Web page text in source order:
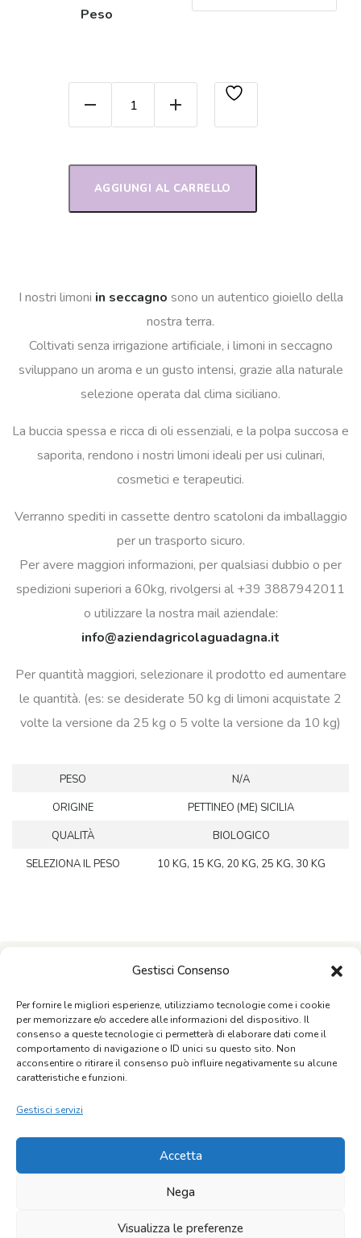
Gestisci Consenso
Per fornire le migliori esperienze, utilizziamo tecnologie come i cookie
per memorizzare e/o accedere alle informazioni del dispositivo. Il
consenso a queste tecnologie ci permetterà di elaborare dati come il
comportamento di navigazione o ID unici su questo sito. Non
acconsentire o ritirare il consenso può influire negativamente su alcune
caratteristiche e funzioni.
Gestisci servizi
Accetta
Nega
Visualizza le preferenze
Peso
Limoni in seccagno quantity
AGGIUNGI AL CARRELLO
I nostri limoni in seccagno sono un autentico gioiello della
nostra terra.
Coltivati senza irrigazione artificiale, i limoni in seccagno
sviluppano un aroma e un gusto intensi, grazie alla naturale
selezione operata dal clima siciliano.
La buccia spessa e ricca di oli essenziali, e la polpa succosa e
saporita, rendono i nostri limoni ideali per usi culinari,
cosmetici e terapeutici.
Verranno spediti in cassette dentro scatoloni da imballaggio
per un trasporto sicuro.
Per avere maggiori informazioni, per qualsiasi dubbio o per
spedizioni superiori a 60kg, rivolgersi al +39 3887942011
o utilizzare la nostra mail aziendale:
info@aziendagricolaguadagna.it
Per quantità maggiori, selezionare il prodotto ed aumentare
le quantità. (es: se desiderate 50 kg di limoni acquistate 2
volte la versione da 25 kg o 5 volte la versione da 10 kg)
PESO
N/A
ORIGINE
PETTINEO (ME) SICILIA
QUALITÀ
BIOLOGICO
SELEZIONA IL PESO
10 KG, 15 KG, 20 KG, 25 KG, 30 KG
Copyright © 2026 Azienda Agricola Guadagna | Creato da:
Maurizio Alfieri